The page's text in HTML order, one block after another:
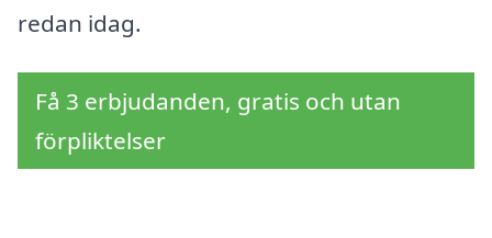
redan idag.
Få 3 erbjudanden, gratis och utan
förpliktelser